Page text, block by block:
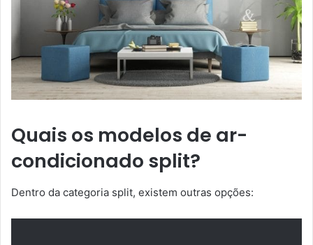
Quais os modelos de ar-
condicionado split?
Dentro da categoria split, existem outras opções: